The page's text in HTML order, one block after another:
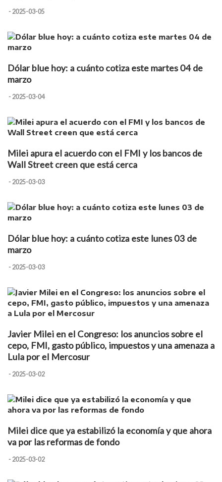
- 2025-03-05
Dólar blue hoy: a cuánto cotiza este martes 04 de
marzo
- 2025-03-04
Milei apura el acuerdo con el FMI y los bancos de
Wall Street creen que está cerca
- 2025-03-03
Dólar blue hoy: a cuánto cotiza este lunes 03 de
marzo
- 2025-03-03
Javier Milei en el Congreso: los anuncios sobre el
cepo, FMI, gasto público, impuestos y una amenaza a
Lula por el Mercosur
- 2025-03-02
Milei dice que ya estabilizó la economía y que ahora
va por las reformas de fondo
- 2025-03-02